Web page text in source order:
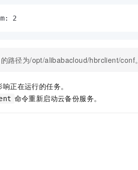
2
的路径为/opt/alibabacloud/hbrclient/conf。
正在运行的任务。
命令重新启动云备份服务。